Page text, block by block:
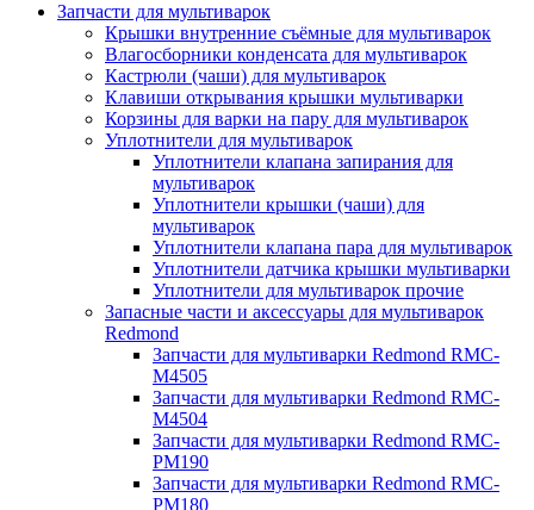
Запчасти для мультиварок
Крышки внутренние съёмные для мультиварок
Влагосборники конденсата для мультиварок
Кастрюли (чаши) для мультиварок
Клавиши открывания крышки мультиварки
Корзины для варки на пару для мультиварок
Уплотнители для мультиварок
Уплотнители клапана запирания для
мультиварок
Уплотнители крышки (чаши) для
мультиварок
Уплотнители клапана пара для мультиварок
Уплотнители датчика крышки мультиварки
Уплотнители для мультиварок прочие
Запасные части и аксессуары для мультиварок
Redmond
Запчасти для мультиварки Redmond RMC-
M4505
Запчасти для мультиварки Redmond RMC-
M4504
Запчасти для мультиварки Redmond RMC-
PM190
Запчасти для мультиварки Redmond RMC-
PM180